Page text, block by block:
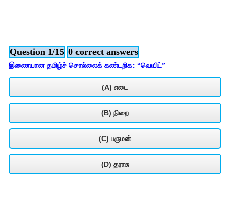
Question 1/15 0 correct answers
இணையான தமிழ்ச் சொல்லைக் கண்டறிக: “வெயிட்”
(A) எடை
(B) நிறை
(C) பருமன்
(D) தராசு